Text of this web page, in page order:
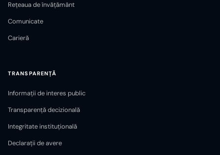
Rețeaua de învățământ
Comunicate
Carieră
TRANSPARENȚĂ
Informații de interes public
Transparență decizională
Integritate instituțională
Declarații de avere